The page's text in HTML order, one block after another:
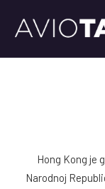
Hong Kong je
Narodnoj